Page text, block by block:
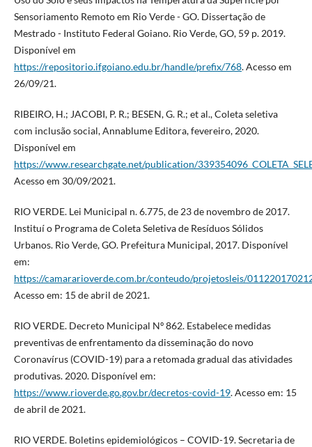
Sensoriamento Remoto em Rio Verde - GO. Dissertação de
Mestrado - Instituto Federal Goiano. Rio Verde, GO, 59 p. 2019.
Disponível em
https://repositorio.ifgoiano.edu.br/handle/prefix/768. Acesso em
26/09/21.
RIBEIRO, H.; JACOBI, P. R.; BESEN, G. R.; et al., Coleta seletiva
com inclusão social, Annablume Editora, fevereiro, 2020.
Disponível em
https://www.researchgate.net/publication/
Acesso em 30/09/2021.
RIO VERDE. Lei Municipal n. 6.775, de 23 de novembro de 2017.
Instituí o Programa de Coleta Seletiva de Resíduos Sólidos
Urbanos. Rio Verde, GO. Prefeitura Municipal, 2017. Disponível
em:
https://camararioverde.com.br/conteudo/projetosleis/
Acesso em: 15 de abril de 2021.
RIO VERDE. Decreto Municipal Nº 862. Estabelece medidas
preventivas de enfrentamento da disseminação do novo
Coronavírus (COVID-19) para a retomada gradual das atividades
produtivas. 2020. Disponível em:
https://www.rioverde.go.gov.br/decretos-covid-19. Acesso em: 15
de abril de 2021.
RIO VERDE. Boletins epidemiológicos – COVID-19. Secretaria de